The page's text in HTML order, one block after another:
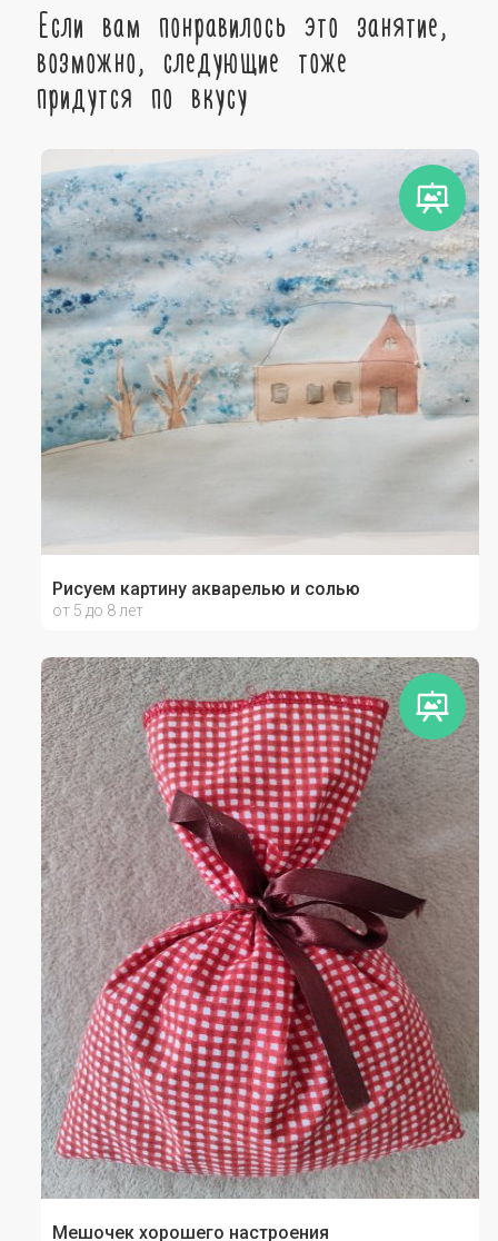
Если вам понравилось это занятие,
возможно, следующие тоже
придутся по вкусу
Рисуем картину акварелью и солью
от 5 до 8 лет
Мешочек хорошего настроения